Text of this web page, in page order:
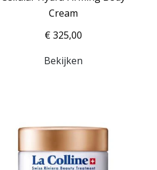
Cream
€ 325,00
Bekijken